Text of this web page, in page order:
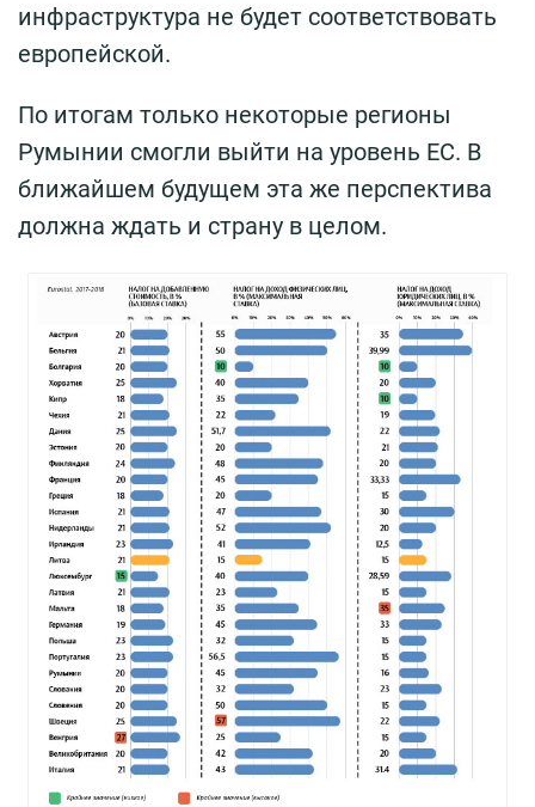
инфраструктура не будет соответствовать
европейской.
По итогам только некоторые регионы
Румынии смогли выйти на уровень ЕС. В
ближайшем будущем эта же перспектива
должна ждать и страну в целом.